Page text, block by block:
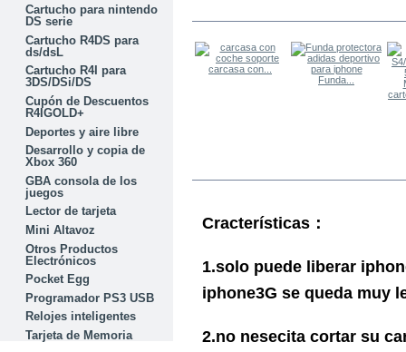
Cartucho para nintendo
DS serie
Cartucho R4DS para
ds/dsL
Cartucho R4I para
3DS/DSi/DS
Cupón de Descuentos
R4IGOLD+
Deportes y aire libre
Desarrollo y copia de
Xbox 360
GBA consola de los
juegos
Lector de tarjeta
Mini Altavoz
Otros Productos
Electrónicos
Pocket Egg
Programador PS3 USB
Relojes inteligentes
Tarjeta de Memoria
carcasa con...
Funda...
Cracterísticas ：
1.solo puede liberar
iphone3G se queda muy
2.no nesecita cortar su